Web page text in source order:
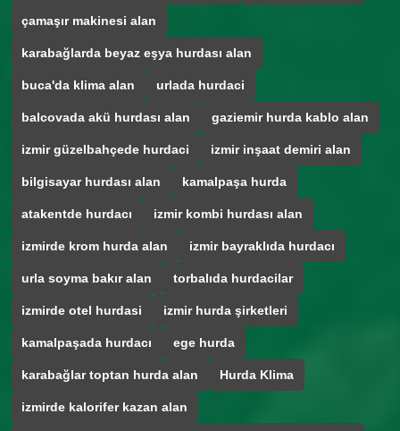
çamaşır makinesi alan
karabağlarda beyaz eşya hurdası alan
buca'da klima alan urlada hurdaci
balcovada akü hurdası alan gaziemir hurda kablo alan
izmir güzelbahçede hurdaci izmir inşaat demiri alan
bilgisayar hurdası alan kamalpaşa hurda
atakentde hurdacı izmir kombi hurdası alan
izmirde krom hurda alan izmir bayraklıda hurdacı
urla soyma bakır alan torbalıda hurdacilar
izmirde otel hurdasi izmir hurda şirketleri
kamalpaşada hurdacı ege hurda
karabağlar toptan hurda alan Hurda Klima
izmirde kalorifer kazan alan